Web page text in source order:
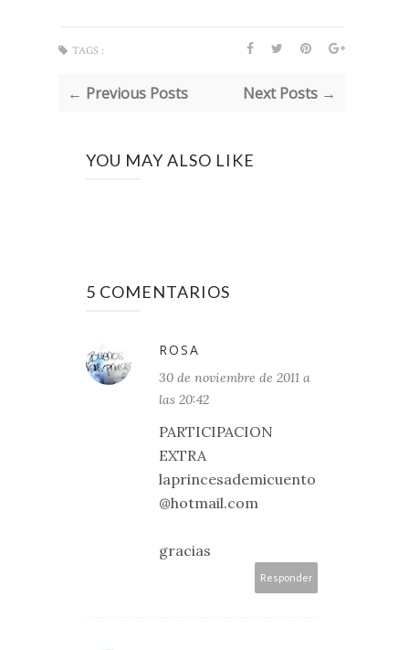
TAGS :
← Previous Posts Next Posts →
YOU MAY ALSO LIKE
5 COMENTARIOS
ROSA
30 de noviembre de 2011 a
las 20:42
PARTICIPACION
EXTRA
laprincesademicuento
@hotmail.com
gracias
Responder